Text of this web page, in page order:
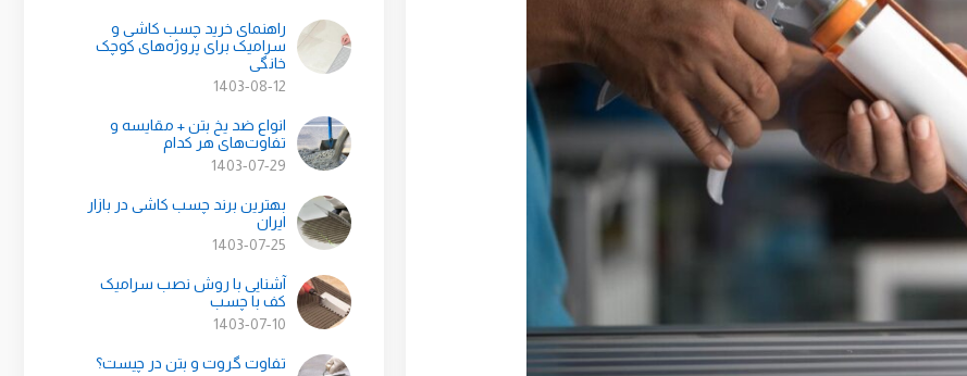
راهنمای خرید چسب کاشی و
سرامیک برای پروژه‌های کوچک
خانگی
1403-08-12
انواع ضد یخ بتن + مقایسه و
تفاوت‌های هر کدام
1403-07-29
بهترین برند چسب کاشی در بازار
ایران
1403-07-25
آشنایی با روش نصب سرامیک
کف با چسب
1403-07-10
تفاوت گروت و بتن در چیست؟